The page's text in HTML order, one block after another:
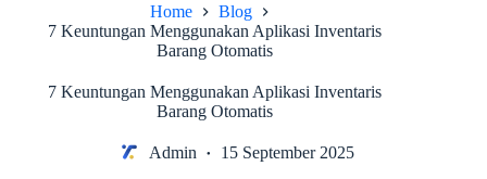
Home
Blog
7 Keuntungan Menggunakan Aplikasi Inventaris
Barang Otomatis
7 Keuntungan Menggunakan Aplikasi Inventaris
Barang Otomatis
Admin 15 September 2025